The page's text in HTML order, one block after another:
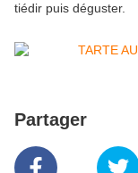
tiédir puis déguster.
Partager